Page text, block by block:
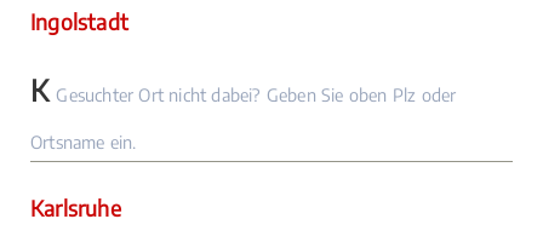
Ingolstadt
K Gesuchter Ort nicht dabei? Geben Sie oben Plz oder
Ortsname ein.
Karlsruhe